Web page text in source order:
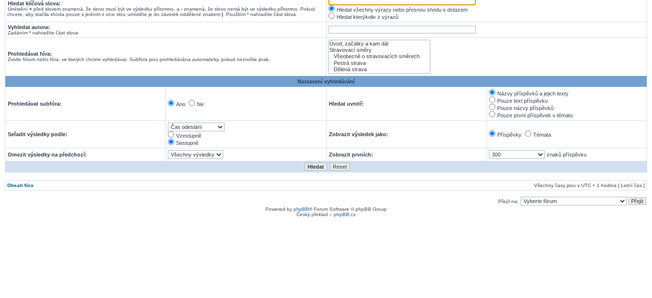
Hledat klíčová slova:
Umístění + před slovem znamená, že slovo musí být ve výsledku přítomno, a - znamená, že slovo nemá být ve výsledku přítomno. Pokud
chcete, aby stačila shoda pouze s jedním z více slov, umístěte je do závorek oddělené znakem | . Použitím * nahradíte část slova
Hledat všechny výrazy nebo přesnou shodu s dotazem
Hledat kterýkoliv z výrazů
Vyhledat autora:
Zadáním * nahradíte část slova
Prohledávat fóra:
Zvolte fórum nebo fóra, ve kterých chcete vyhledávat. Subfóra jsou prohledávána automaticky, pokud nezvolíte jinak.
Nastavení vyhledávání
Prohledávat subfóra: Ano Ne Hledat uvnitř:
Názvy příspěvků a jejich texty
Pouze text příspěvku
Pouze názvy příspěvků
Pouze první příspěvek v tématu
Seřadit výsledky podle:
Vzestupně
Sestupně
Zobrazit výsledek jako: Příspěvky Témata
Omezit výsledky na předchozí: Zobrazit prvních: znaků příspěvku
Obsah fóra Všechny časy jsou v UTC + 1 hodina [ Letní čas ]
Přejít na:
Powered by phpBB® Forum Software © phpBB Group
Český překlad – phpBB.cz